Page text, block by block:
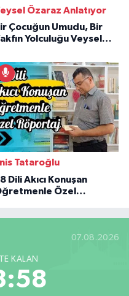
Özaraz Anlatıyor
Çocuğun Umudu, Bir
Yolculuğu Veysel
Tataroğlu
Dili Akıcı Konuşan
Özel
07.08.2026
KALAN